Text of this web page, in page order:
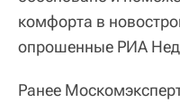
комфорта в
опрошенные РИА
Ранее